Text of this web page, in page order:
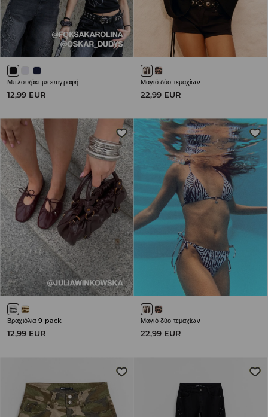
Μπλουζάκι με επιγραφή
12,99 EUR
Μαγιό δύο τεμαχίων
22,99 EUR
Βραχιόλια 9-pack
12,99 EUR
Μαγιό δύο τεμαχίων
22,99 EUR